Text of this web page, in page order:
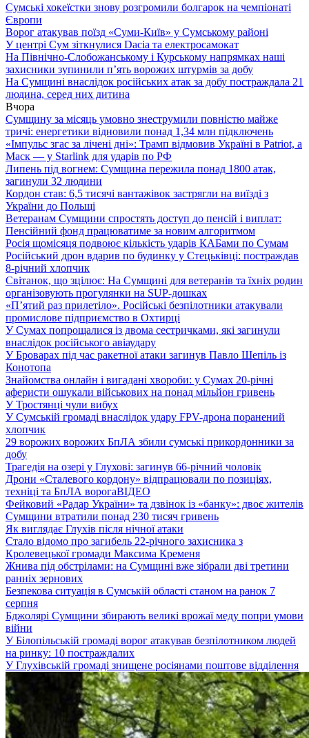
Сумські хокеїстки знову розгромили болгарок на чемпіонаті
Європи
Ворог атакував поїзд «Суми-Київ» у Сумському районі
У центрі Сум зіткнулися Dacia та електросамокат
На Північно-Слобожанському і Курському напрямках наші
захисники зупинили п’ять ворожих штурмів за добу
На Сумщині внаслідок російських атак за добу постраждала 21
людина, серед них дитина
Вчора
Сумщину за місяць умовно знеструмили повністю майже
тричі: енергетики відновили понад 1,34 млн підключень
«Імпульс згас за лічені дні»: Трамп відмовив Україні в Patriot, а
Маск — у Starlink для ударів по РФ
Липень під вогнем: Сумщина пережила понад 1800 атак,
загинули 32 людини
Кордон став: 6,5 тисячі вантажівок застрягли на виїзді з
України до Польщі
Ветеранам Сумщини спростять доступ до пенсій і виплат:
Пенсійний фонд працюватиме за новим алгоритмом
Росія щомісяця подвоює кількість ударів КАБами по Сумам
Російський дрон вдарив по будинку у Стецьківці: постраждав
8-річний хлопчик
Світанок, що зцілює: На Сумщині для ветеранів та їхніх родин
організовують прогулянки на SUP-дошках
«П’ятий раз прилетіло». Російські безпілотники атакували
промислове підприємство в Охтирці
У Сумах попрощалися із двома сестричками, які загинули
внаслідок російського авіаудару
У Броварах під час ракетної атаки загинув Павло Шепіль із
Конотопа
Знайомства онлайн і вигадані хвороби: у Сумах 20-річні
аферисти ошукали військових на понад мільйон гривень
У Тростянці чули вибух
У Сумській громаді внаслідок удару FPV-дрона поранений
хлопчик
29 ворожих ворожих БпЛА збили сумські прикордонники за
добу
Трагедія на озері у Глухові: загинув 66-річний чоловік
Дрони «Сталевого кордону» відпрацювали по позиціях,
техніці та БпЛА ворогаВІДЕО
Фейковий «Радар України» та дзвінок із «банку»: двоє жителів
Сумщини втратили понад 230 тисяч гривень
Як виглядає Глухів після нічної атаки
Стало відомо про загибель 22-річного захисника з
Кролевецької громади Максима Кременя
Жнива під обстрілами: на Сумщині вже зібрали дві третини
ранніх зернових
Безпекова ситуація в Сумській області станом на ранок 7
серпня
Бджолярі Сумщини збирають великі врожаї меду попри умови
війни
У Білопільській громаді ворог атакував безпілотником людей
на ринку: 10 постраждалих
У Глухівській громаді знищене росіянами поштове відділення